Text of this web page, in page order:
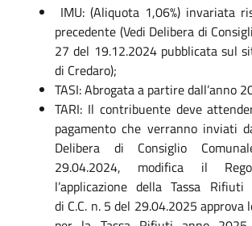
IMU: (Aliquota 1,06%) invariata
precedente (Vedi Delibera di
27 del 19.12.2024 pubblicata sul
di Credaro);
TASI: Abrogata a partire dall’anno
TARI: Il contribuente deve
pagamento che verranno inviati
Delibera di Consiglio
29.04.2024, modifica il
l’applicazione della Tassa
di C.C. n. 5 del 29.04.2025